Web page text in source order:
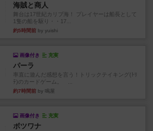
海賊と商人
舞台は17世紀カリブ海！ プレイヤーは船長として
1隻の船を駆り・・17...
約5時間前 by yuishi
画像付き 充実
パーラ
率直に遊んだ感想を言う！トリックテイキング(ﾄﾘ
ﾃ)のカードゲーム。 ...
約7時間前 by 鳴屋
画像付き 充実
ボツワナ